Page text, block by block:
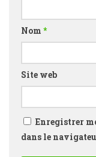
Nom *
Site web
Enregistrer
dans le